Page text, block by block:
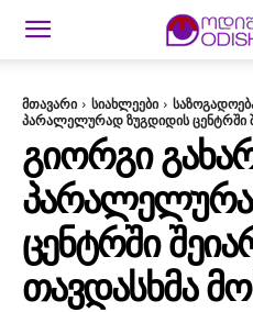
მთავარი სიახლეები
პარალელურად ზუგდიდის ცენტრში
ᲒᲘᲝᲠᲒᲘ
ᲪᲔᲜᲢᲠᲨᲘ
ᲗᲐᲕᲓᲐᲡᲮᲛᲐ